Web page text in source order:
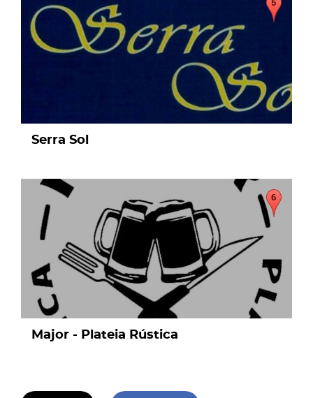
Serra Sol
page
Major - Plateia Rústica